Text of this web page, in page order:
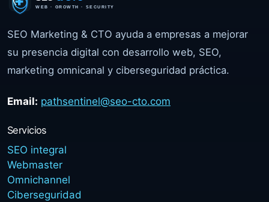
SEO Marketing & CTO ayuda a empresas a mejorar
su presencia digital con desarrollo web, SEO,
marketing omnicanal y ciberseguridad práctica.
Email: pathsentinel@seo-cto.com
Servicios
SEO integral
Webmaster
Omnichannel
Ciberseguridad